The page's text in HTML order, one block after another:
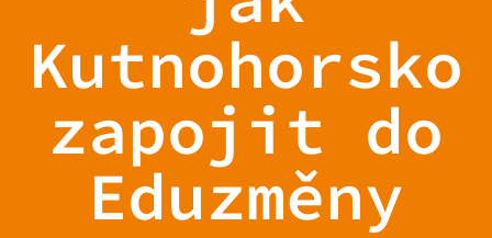
Kutnohorsko
zapojit do
Eduzměny